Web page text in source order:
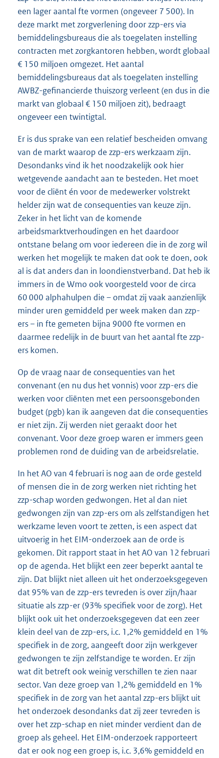
een lager aantal fte vormen (ongeveer 7 500). In
deze markt met zorgverlening door zzp-ers via
bemiddelingsbureaus die als toegelaten instelling
contracten met zorgkantoren hebben, wordt globaal
€ 150 miljoen omgezet. Het aantal
bemiddelingsbureaus dat als toegelaten instelling
AWBZ-gefinancierde thuiszorg verleent (en dus in die
markt van globaal € 150 miljoen zit), bedraagt
ongeveer een twintigtal.
Er is dus sprake van een relatief bescheiden omvang
van de markt waarop de zzp-ers werkzaam zijn.
Desondanks vind ik het noodzakelijk ook hier
wetgevende aandacht aan te besteden. Het moet
voor de cliënt én voor de medewerker volstrekt
helder zijn wat de consequenties van keuze zijn.
Zeker in het licht van de komende
arbeidsmarktverhoudingen en het daardoor
ontstane belang om voor iedereen die in de zorg wil
werken het mogelijk te maken dat ook te doen, ook
al is dat anders dan in loondienstverband. Dat heb ik
immers in de Wmo ook voorgesteld voor de circa
60 000 alphahulpen die – omdat zij vaak aanzienlijk
minder uren gemiddeld per week maken dan zzp-
ers – in fte gemeten bijna 9000 fte vormen en
daarmee redelijk in de buurt van het aantal fte zzp-
ers komen.
Op de vraag naar de consequenties van het
convenant (en nu dus het vonnis) voor zzp-ers die
werken voor cliënten met een persoonsgebonden
budget (pgb) kan ik aangeven dat die consequenties
er niet zijn. Zij werden niet geraakt door het
convenant. Voor deze groep waren er immers geen
problemen rond de duiding van de arbeidsrelatie.
In het AO van 4 februari is nog aan de orde gesteld
of mensen die in de zorg werken niet richting het
zzp-schap worden gedwongen. Het al dan niet
gedwongen zijn van zzp-ers om als zelfstandigen het
werkzame leven voort te zetten, is een aspect dat
uitvoerig in het EIM-onderzoek aan de orde is
gekomen. Dit rapport staat in het AO van 12 februari
op de agenda. Het blijkt een zeer beperkt aantal te
zijn. Dat blijkt niet alleen uit het onderzoeksgegeven
dat 95% van de zzp-ers tevreden is over zijn/haar
situatie als zzp-er (93% specifiek voor de zorg). Het
blijkt ook uit het onderzoeksgegeven dat een zeer
klein deel van de zzp-ers, i.c. 1,2% gemiddeld en 1%
specifiek in de zorg, aangeeft door zijn werkgever
gedwongen te zijn zelfstandige te worden. Er zijn
wat dit betreft ook weinig verschillen te zien naar
sector. Van deze groep van 1,2% gemiddeld en 1%
specifiek in de zorg van het aantal zzp-ers blijkt uit
het onderzoek desondanks dat zij zeer tevreden is
over het zzp-schap en niet minder verdient dan de
groep als geheel. Het EIM-onderzoek rapporteert
dat er ook nog een groep is, i.c. 3,6% gemiddeld en